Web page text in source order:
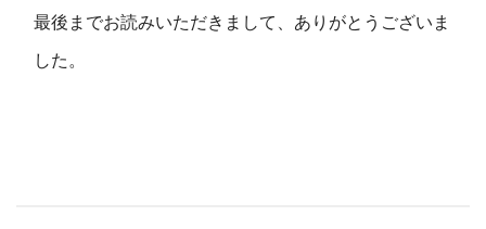
最後までお読みいただきまして、ありがとうございま
した。